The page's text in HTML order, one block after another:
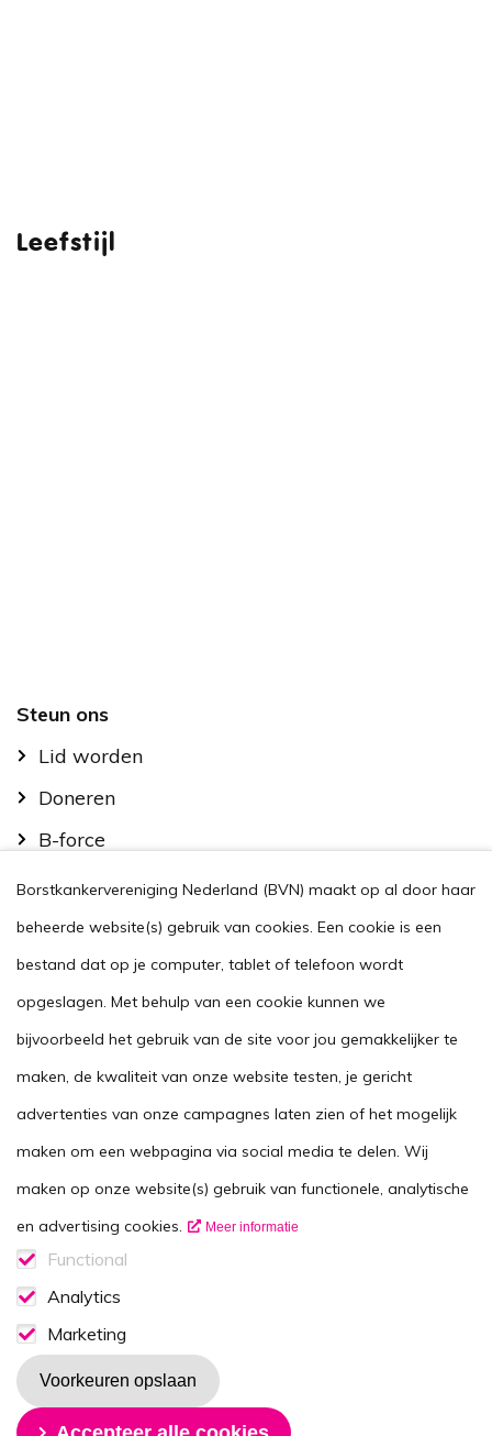
Leefstijl
Footer
Steun ons
Lid worden
Doneren
B-force
Kom in actie
Handig
Stel je vraag
Agenda
Voor zorgverleners
This website in another language
Contactgegevens
Vacatures
Disclaimer
Volg ons op
Borstkankervereniging Nederland (BVN) maakt op al door haar
beheerde website(s) gebruik van cookies. Een cookie is een
bestand dat op je computer, tablet of telefoon wordt
opgeslagen. Met behulp van een cookie kunnen we
bijvoorbeeld het gebruik van de site voor jou gemakkelijker te
maken, de kwaliteit van onze website testen, je gericht
advertenties van onze campagnes laten zien of het mogelijk
maken om een webpagina via social media te delen. Wij
maken op onze website(s) gebruik van functionele, analytische
en advertising cookies.
Meer informatie
Functional
Functionele cookies
Analytics
Analytics consent
Marketing
Marketing consent
Voorkeuren opslaan
Toestemming intrekken